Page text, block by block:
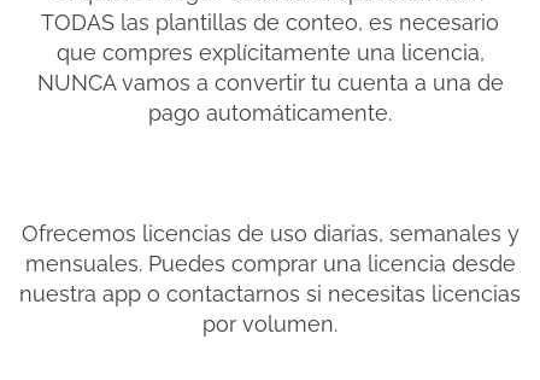
TODAS las plantillas de conteo, es necesario
que compres explícitamente una licencia,
NUNCA vamos a convertir tu cuenta a una de
pago automáticamente.
Ofrecemos licencias de uso diarias, semanales y
mensuales. Puedes comprar una licencia desde
nuestra app o contactarnos si necesitas licencias
por volumen.